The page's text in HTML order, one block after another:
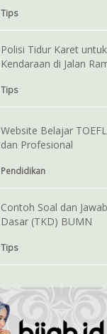
Tips
Polisi Tidur Karet
Kendaraan di Jalan
Tips
Website Belajar
dan Profesional
Pendidikan
Contoh Soal dan
Dasar (TKD) BUMN
Tips